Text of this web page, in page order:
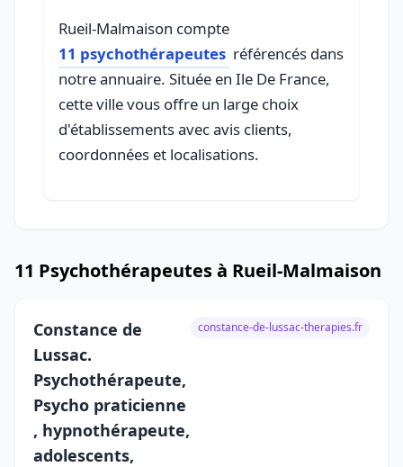
Rueil-Malmaison compte
11 psychothérapeutes référencés dans
notre annuaire. Située en Ile De France,
cette ville vous offre un large choix
d'établissements avec avis clients,
coordonnées et localisations.
11 Psychothérapeutes à Rueil-Malmaison
Constance de
Lussac.
Psychothérapeute,
Psycho praticienne
, hypnothérapeute,
adolescents,
constance-de-lussac-therapies.fr